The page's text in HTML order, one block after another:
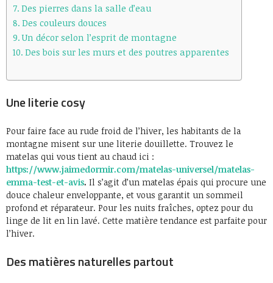
Des pierres dans la salle d’eau
Des couleurs douces
Un décor selon l’esprit de montagne
Des bois sur les murs et des poutres apparentes
Une literie cosy
Pour faire face au rude froid de l’hiver, les habitants de la
montagne misent sur une literie douillette. Trouvez le
matelas qui vous tient au chaud ici :
https://www.jaimedormir.com/matelas-universel/matelas-
emma-test-et-avis. Il s’agit d’un matelas épais qui procure une
douce chaleur enveloppante, et vous garantit un sommeil
profond et réparateur. Pour les nuits fraîches, optez pour du
linge de lit en lin lavé. Cette matière tendance est parfaite pour
l’hiver.
Des matières naturelles partout